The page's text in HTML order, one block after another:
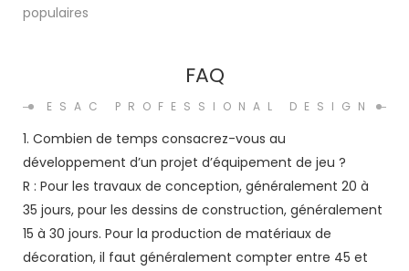
populaires
FAQ
ESAC PROFESSIONAL DESIGN
1. Combien de temps consacrez-vous au
développement d’un projet d’équipement de jeu ?
R : Pour les travaux de conception, généralement 20 à
35 jours, pour les dessins de construction, généralement
15 à 30 jours. Pour la production de matériaux de
décoration, il faut généralement compter entre 45 et